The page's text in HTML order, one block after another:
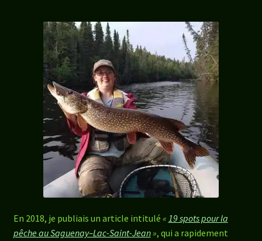
En 2018, je publiais un article intitulé « 19 spots pour la
pêche au Saguenay–Lac-Saint-Jean», qui a rapidement